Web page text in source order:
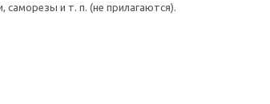
и т. п. (не прилагаются).